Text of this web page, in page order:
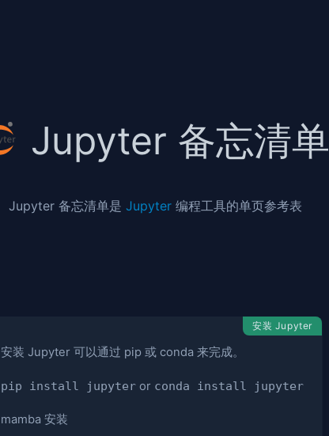
Jupyter 备忘清单
Jupyter 备忘清单是 Jupyter编程工具的单页参考表
安装 Jupyter
安装 Jupyter 可以通过 pip 或 conda 来完成。
pip install jupyter or conda install jupyter
mamba 安装